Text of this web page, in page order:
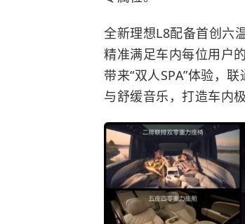
全新理想L8配备首创六
精准满足车内每位用户
带来“双人SPA”体验，
与舒缓音乐，打造车内